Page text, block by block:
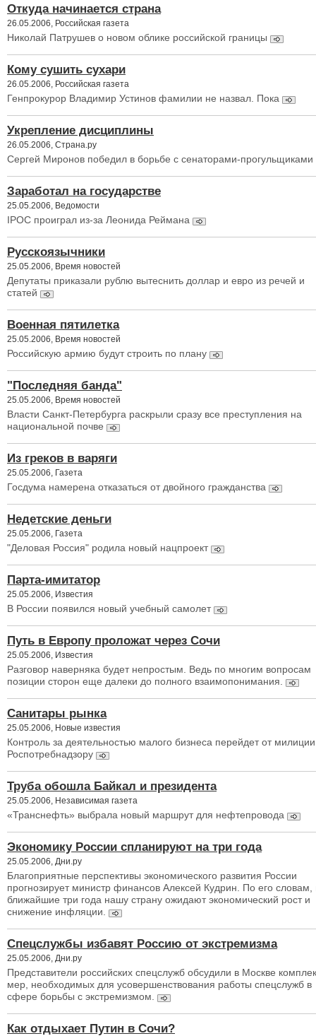
Откуда начинается страна
26.05.2006, Российская газета
Николай Патрушев о новом облике российской границы
Кому сушить сухари
26.05.2006, Российская газета
Генпрокурор Владимир Устинов фамилии не назвал. Пока
Укрепление дисциплины
26.05.2006, Страна.ру
Сергей Миронов победил в борьбе с сенаторами-прогульщиками
Заработал на государстве
25.05.2006, Ведомости
IPOC проиграл из-за Леонида Реймана
Русскоязычники
25.05.2006, Время новостей
Депутаты приказали рублю вытеснить доллар и евро из речей и
статей
Военная пятилетка
25.05.2006, Время новостей
Российскую армию будут строить по плану
"Последняя банда"
25.05.2006, Время новостей
Власти Санкт-Петербурга раскрыли сразу все преступления на
национальной почве
Из греков в варяги
25.05.2006, Газета
Госдума намерена отказаться от двойного гражданства
Недетские деньги
25.05.2006, Газета
"Деловая Россия" родила новый нацпроект
Парта-имитатор
25.05.2006, Известия
В России появился новый учебный самолет
Путь в Европу проложат через Сочи
25.05.2006, Известия
Разговор наверняка будет непростым. Ведь по многим вопросам
позиции сторон еще далеки до полного взаимопонимания.
Санитары рынка
25.05.2006, Новые известия
Контроль за деятельностью малого бизнеса перейдет от милиции
Роспотребнадзору
Труба обошла Байкал и президента
25.05.2006, Независимая газета
«Транснефть» выбрала новый маршрут для нефтепровода
Экономику России спланируют на три года
25.05.2006, Дни.ру
Благоприятные перспективы экономического развития России
прогнозирует министр финансов Алексей Кудрин. По его словам,
ближайшие три года нашу страну ожидают экономический рост и
снижение инфляции.
Спецслужбы избавят Россию от экстремизма
25.05.2006, Дни.ру
Представители российских спецслужб обсудили в Москве
мер, необходимых для усовершенствования работы спецслужб в
сфере борьбы с экстремизмом.
Как отдыхает Путин в Сочи?